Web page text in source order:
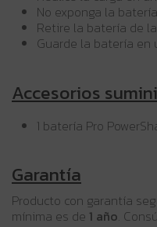
No exponga la
Retire la batería de
Guarde la batería en
Accesorios
1 batería Pro
Garantía
Producto con garantía
mínima es de 1 año.